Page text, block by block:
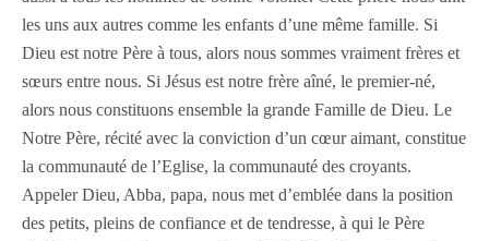
les uns aux autres comme les enfants d’une même famille. Si
Dieu est notre Père à tous, alors nous sommes vraiment frères et
sœurs entre nous. Si Jésus est notre frère aîné, le premier-né,
alors nous constituons ensemble la grande Famille de Dieu. Le
Notre Père, récité avec la conviction d’un cœur aimant, constitue
la communauté de l’Eglise, la communauté des croyants.
Appeler Dieu, Abba, papa, nous met d’emblée dans la position
des petits, pleins de confiance et de tendresse, à qui le Père